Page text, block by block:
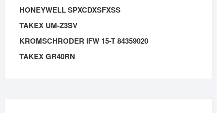
HONEYWELL SPXCDXSFXSS
TAKEX UM-Z3SV
KROMSCHRODER IFW 15-T 84359020
TAKEX GR40RN